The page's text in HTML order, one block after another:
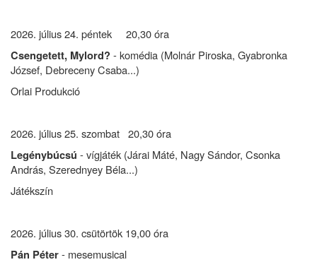
2026. július 24. péntek 20,30 óra
Csengetett, Mylord? - komédia (Molnár Piroska, Gyabronka
József, Debreceny Csaba...)
Orlai Produkció
2026. július 25. szombat 20,30 óra
Legénybúcsú - vígjáték (Járai Máté, Nagy Sándor, Csonka
András, Szerednyey Béla...)
Játékszín
2026. július 30. csütörtök 19,00 óra
Pán Péter- mesemusical